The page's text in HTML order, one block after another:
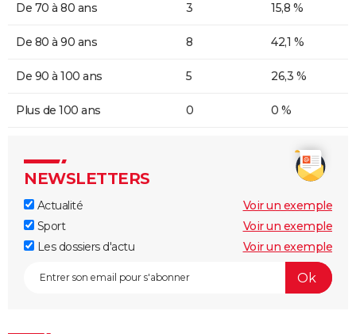
De 70 à 80 ans 3 15,8 %
De 80 à 90 ans 8 42,1 %
De 90 à 100 ans 5 26,3 %
Plus de 100 ans 0 0 %
NEWSLETTERS
Actualité
Voir un exemple
Sport
Voir un exemple
Les dossiers d'actu
Voir un exemple